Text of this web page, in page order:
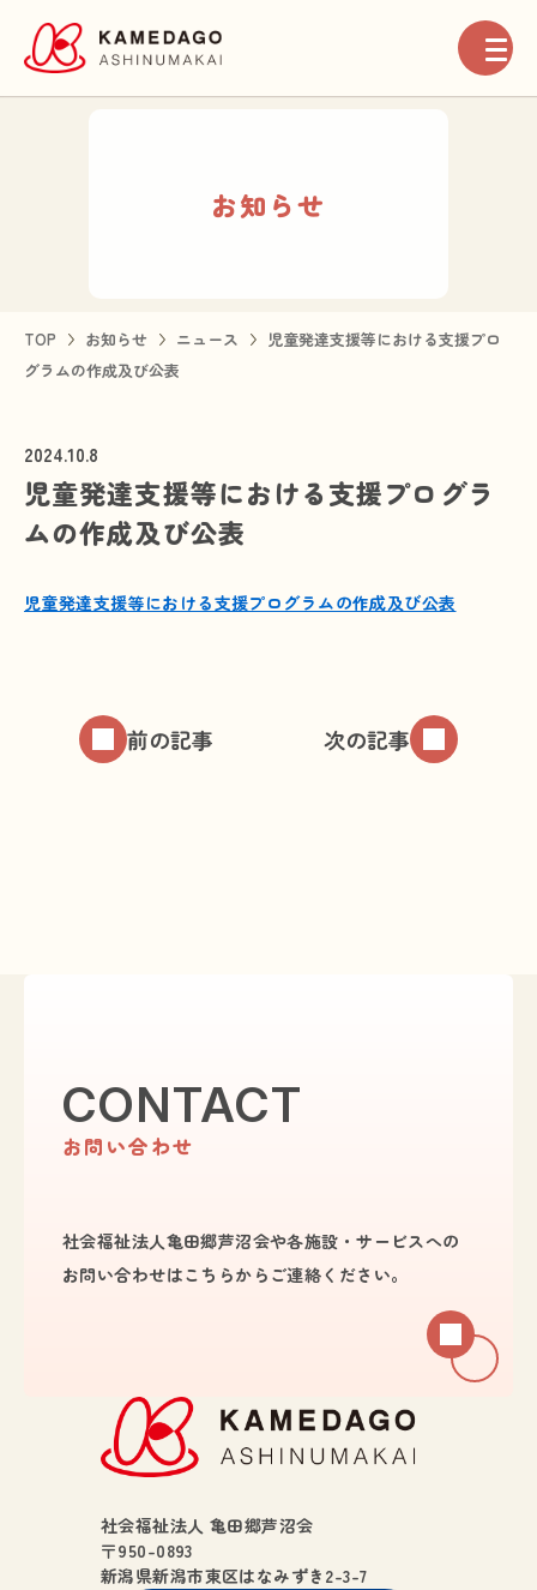
障がい者福祉事業
医療事業
プライバシーポリシー
お知らせ
TOP お知らせ ニュース
児童発達支援等における支援プロ
グラムの作成及び公表
2024.10.8
児童発達支援等における支援プログラ
ムの作成及び公表
児童発達支援等における支援プログラムの作成及び公表
前の記事 次の記事
CONTACT
お問い合わせ
社会福祉法人亀田郷芦沼会や各施設・サービスへの
お問い合わせはこちらからご連絡ください。
社会福祉法人 亀田郷芦沼会
〒950-0893
新潟県新潟市東区はなみずき2-3-7